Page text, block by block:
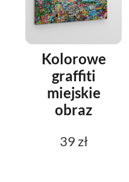
Kolorowe
graffiti
miejskie
obraz
39 zł